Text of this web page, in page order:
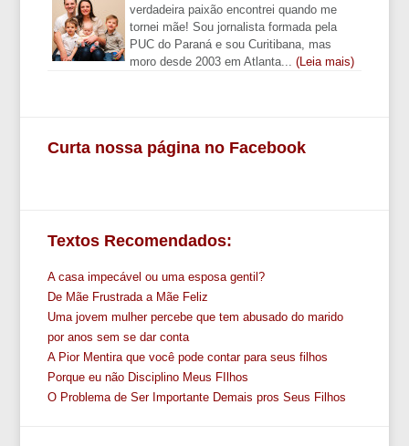
verdadeira paixão encontrei quando me
tornei mãe! Sou jornalista formada pela
PUC do Paraná e sou Curitibana, mas
moro desde 2003 em Atlanta...(Leia mais)
Curta nossa página no Facebook
Textos Recomendados:
A casa impecável ou uma esposa gentil?
De Mãe Frustrada a Mãe Feliz
Uma jovem mulher percebe que tem abusado do marido
por anos sem se dar conta
A Pior Mentira que você pode contar para seus filhos
Porque eu não Disciplino Meus FIlhos
O Problema de Ser Importante Demais pros Seus Filhos